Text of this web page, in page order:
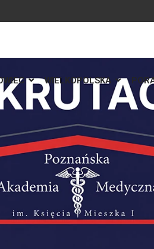
WIELKOPOLSKA